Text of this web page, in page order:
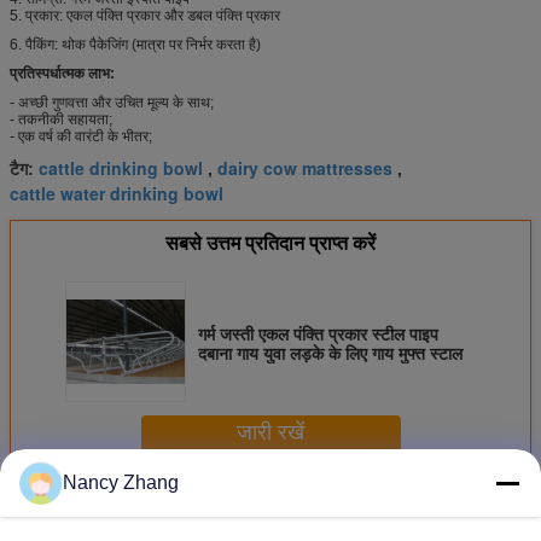
5. प्रकार: एकल पंक्ति प्रकार और डबल पंक्ति प्रकार
6. पैकिंग: थोक पैकेजिंग (मात्रा पर निर्भर करता है)
प्रतिस्पर्धात्मक लाभ:
- अच्छी गुणवत्ता और उचित मूल्य के साथ;
- तकनीकी सहायता;
- एक वर्ष की वारंटी के भीतर;
टैग: cattle drinking bowl , dairy cow mattresses ,
cattle water drinking bowl
सबसे उत्तम प्रतिदान प्राप्त करें
गर्म जस्ती एकल पंक्ति प्रकार स्टील पाइप
दबाना गाय युवा लड़के के लिए गाय मुफ्त स्टाल
जारी रखें
अधिक गाय फार्म उपकरण
Nancy Zhang